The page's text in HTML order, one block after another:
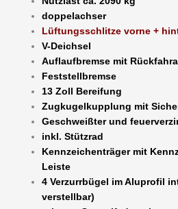
Flügeltüre
abschließbar
doppelachser
km/h
möglich
Menge
doppelachser
Lüftungsschlitze vorne +
V-Deichsel
Auflaufbremse mit
Feststellbremse
13 Zoll Bereifung
Zugkugelkupplung mit
Geschweißter und
inkl. Stützrad
Kennzeichenträger mit
Leiste
4 Verzurrbügel im Aluprofil
verstellbar)